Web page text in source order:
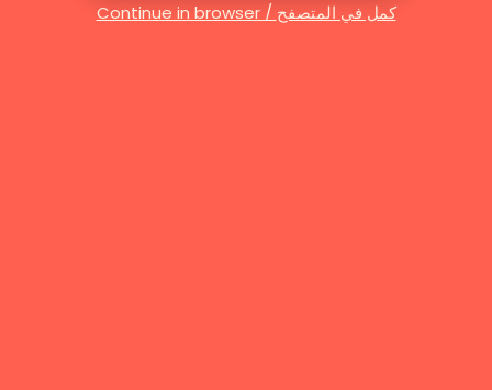
Continue in browser / كمل في المتصفح